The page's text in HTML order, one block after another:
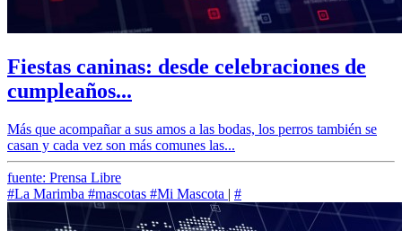
Fiestas caninas: desde celebraciones de
cumpleaños...
Más que acompañar a sus amos a las bodas, los perros también se
casan y cada vez son más comunes las...
fuente: Prensa Libre
#La Marimba #mascotas #Mi Mascota | #